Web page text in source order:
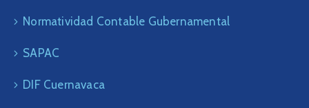
Normatividad Contable Gubernamental
SAPAC
DIF Cuernavaca